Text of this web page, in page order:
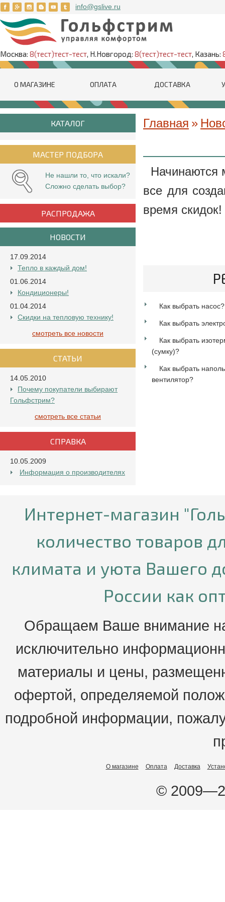
info@gslive.ru
Москва: 8(тест)тест-тест, Н.Новгород: 8(тест)тест-тест, Казань:
О МАГАЗИНЕ ОПЛАТА ДОСТАВКА
КАТАЛОГ
МАСТЕР ПОДБОРА
Не нашли то, что искали?
Сложно сделать выбор?
РАСПРОДАЖА
НОВОСТИ
17.09.2014
Тепло в каждый дом!
01.06.2014
Кондиционеры!
01.04.2014
Скидки на тепловую технику!
смотреть все новости
СТАТЬИ
14.05.2010
Почему покупатели выбирают
Гольфстрим?
смотреть все статьи
СПРАВКА
10.05.2009
Информация о производителях
Главная »
Начинаются
все для
время скидок!
Как выбрать насос?
Как выбрать
Как выбрать
(сумку)?
Как выбрать
вентилятор?
Интернет-магазин
количество товаров
климата и уюта Вашего
России как
Обращаем Ваше внимание на
исключительно
материалы и цены,
офертой, определяемой
подробной информации,
О магазине Оплата Доставка
©